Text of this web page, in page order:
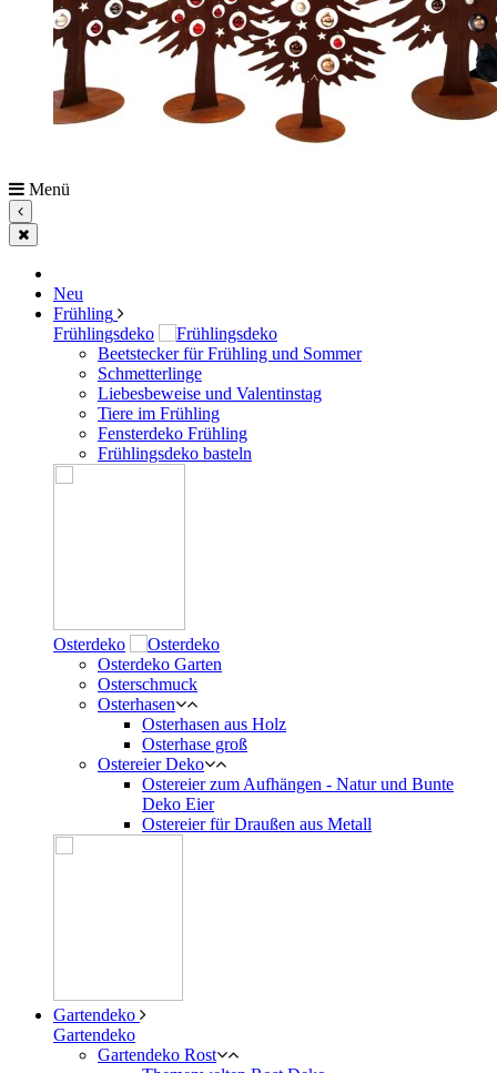
Menü
Neu
Frühling
Frühlingsdeko
Beetstecker für Frühling und Sommer
Schmetterlinge
Liebesbeweise und Valentinstag
Tiere im Frühling
Fensterdeko Frühling
Frühlingsdeko basteln
Osterdeko
Osterdeko Garten
Osterschmuck
Osterhasen
Osterhasen aus Holz
Osterhase groß
Ostereier Deko
Ostereier zum Aufhängen - Natur und Bunte
Deko Eier
Ostereier für Draußen aus Metall
Gartendeko
Gartendeko
Gartendeko Rost